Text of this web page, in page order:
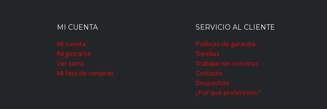
MI CUENTA
Mi cuenta
Registrarse
Ver carro
Mi lista de compras
SERVICIO AL CLIENTE
Políticas de garantía
Tiendas
Trabaja con nosotros
Contacto
Despachos
¿Por qué preferirnos?